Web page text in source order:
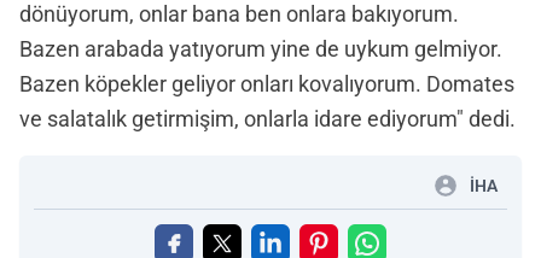
dönüyorum, onlar bana ben onlara bakıyorum.
Bazen arabada yatıyorum yine de uykum gelmiyor.
Bazen köpekler geliyor onları kovalıyorum. Domates
ve salatalık getirmişim, onlarla idare ediyorum" dedi.
İHA